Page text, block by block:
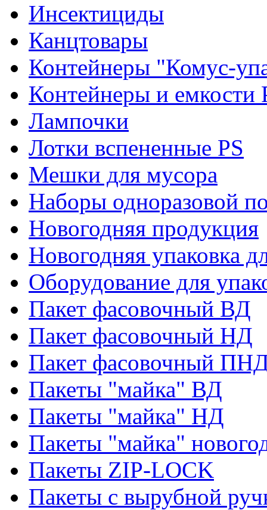
Инсектициды
Канцтовары
Контейнеры "Комус-
Контейнеры и емкости
Лампочки
Лотки вспененные PS
Мешки для мусора
Наборы одноразовой
Новогодняя продукция
Новогодняя упаковка
Оборудование для
Пакет фасовочный ВД
Пакет фасовочный НД
Пакет фасовочный
Пакеты "майка" ВД
Пакеты "майка" НД
Пакеты "майка"
Пакеты ZIP-LOCK
Пакеты с вырубной